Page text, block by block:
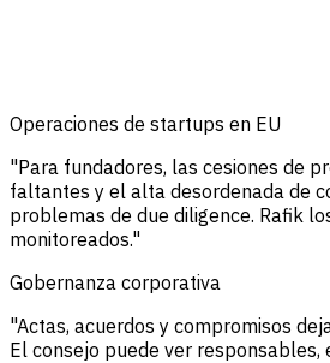
Operaciones de startups en EU
"Para fundadores, las cesiones de
faltantes y el alta desordenada de
problemas de due diligence. Rafik
monitoreados."
Gobernanza corporativa
"Actas, acuerdos y compromisos
El consejo puede ver responsables,